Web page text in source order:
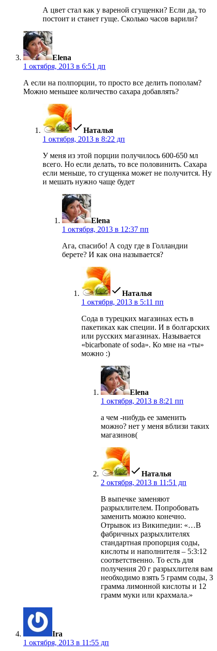
А цвет стал как у вареной сгущенки? Если да, то
постоит и станет гуще. Сколько часов варили?
Elena
1 октября, 2013 в 6:51 дп
А если на полпорции, то просто все делить пополам?
Можно меньшее количество сахара добавлять?
Наталья
1 октября, 2013 в 8:22 дп
У меня из этой порции получилось 600-650 мл
всего. Но если делать, то все половинить. Сахара
если меньше, то сгущенка может не получится. Ну
и мешать нужно чаще будет
Elena
1 октября, 2013 в 12:37 пп
Ага, спасибо! А соду где в Голландии
берете? И как она называется?
Наталья
1 октября, 2013 в 5:11 пп
Сода в турецких магазинах есть в
пакетиках как специи. И в болгарских
или русских магазинах. Называется
«bicarbonate of soda». Ко мне на «ты»
можно :)
Elena
1 октября, 2013 в 8:21 пп
а чем -нибудь ее заменить
можно? нет у меня вблизи таких
магазинов(
Наталья
2 октября, 2013 в 11:51 дп
В выпечке заменяют
разрыхлителем. Попробовать
заменить можно конечно.
Отрывок из Википедии: «…В
фабричных разрыхлителях
стандартная пропорция соды,
кислоты и наполнителя – 5:3:12
соответственно. То есть для
получения 20 г разрыхлителя вам
необходимо взять 5 грамм соды, 3
грамма лимонной кислоты и 12
грамм муки или крахмала.»
Ira
1 октября, 2013 в 11:55 дп